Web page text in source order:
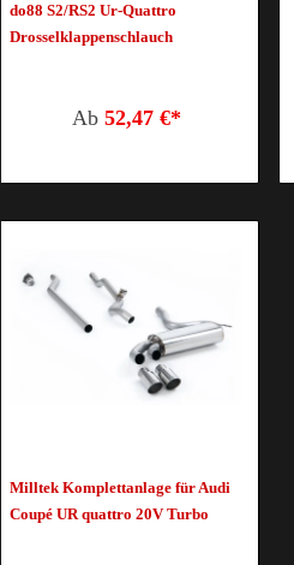
do88 S2/RS2 Ur-Quattro
Drosselklappenschlauch
Ab 52,47 €*
Milltek Komplettanlage für Audi
Coupé UR quattro 20V Turbo